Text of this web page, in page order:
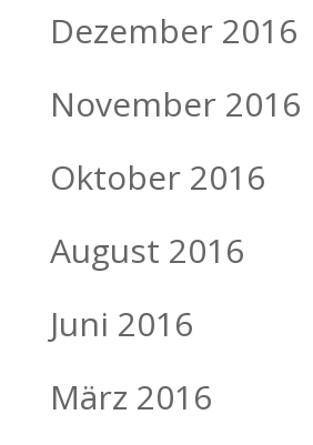
Dezember 2016
November 2016
Oktober 2016
August 2016
Juni 2016
März 2016